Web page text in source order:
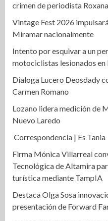
crimen de periodista
Vintage Fest 2026
Miramar nacionalmente
Intento por esquivar a un
motociclistas lesionados en
Dialoga Lucero Deosdady
Carmen Romano
Lozano lidera medición de
Nuevo Laredo
Correspondencia | Es Tania
Firma Mónica Villarreal
Tecnológica de Altamira
turística mediante TampIA
Destaca Olga Sosa
presentación de Forward